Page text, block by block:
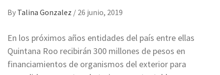
By Talina Gonzalez / 26 junio, 2019
En los próximos años entidades del país entre ellas
Quintana Roo recibirán 300 millones de pesos en
financiamientos de organismos del exterior para